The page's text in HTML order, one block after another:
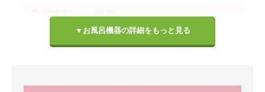
▼お風呂機器の詳細をもっと見る
②浴室周りの機器